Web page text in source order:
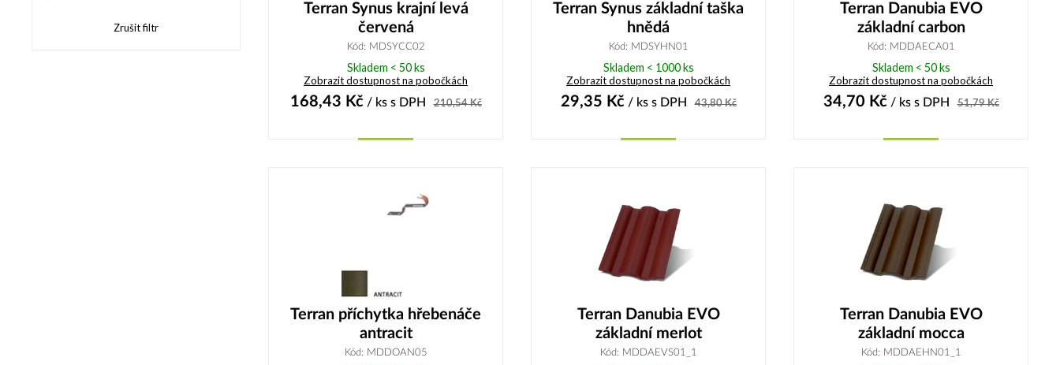
Zrušit filtr
Terran Synus krajní levá
červená
Kód: MDSYCC02
Skladem < 50 ks
Zobrazit dostupnost na pobočkách
168,43 Kč/ ks s DPH 210,54Kč
Terran Synus základní taška
hnědá
Kód: MDSYHN01
Skladem < 1000 ks
Zobrazit dostupnost na pobočkách
29,35 Kč/ ks s DPH 43,80Kč
Terran Danubia EVO
základní carbon
Kód: MDDAECA01
Skladem < 50 ks
Zobrazit dostupnost na pobočkách
34,70 Kč/ ks s DPH 51,79Kč
Terran příchytka hřebenáče
antracit
Kód: MDDOAN05
Terran Danubia EVO
základní merlot
Kód: MDDAEVS01_1
Terran Danubia EVO
základní mocca
Kód: MDDAEHN01_1